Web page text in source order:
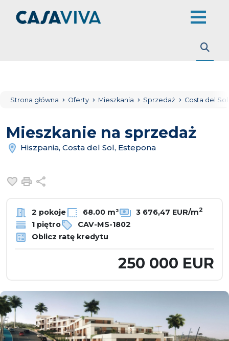
Strona główna Oferty Mieszkania Sprzedaż Costa del Sol
Mieszkanie na sprzedaż
Hiszpania, Costa del Sol, Estepona
Dodaj do ulubionych
Drukuj
2 pokoje 68.00 m² 3 676,47 EUR/m2
1 piętro
CAV-MS-1802
Oblicz ratę kredytu
250 000 EUR